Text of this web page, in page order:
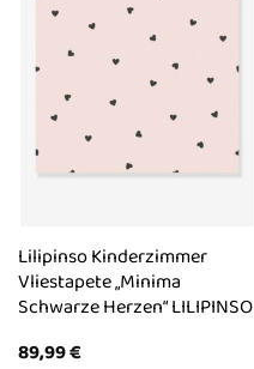
Lilipinso Kinderzimmer
Vliestapete „Minima
Schwarze Herzen“ LILIPINSO
89,99€